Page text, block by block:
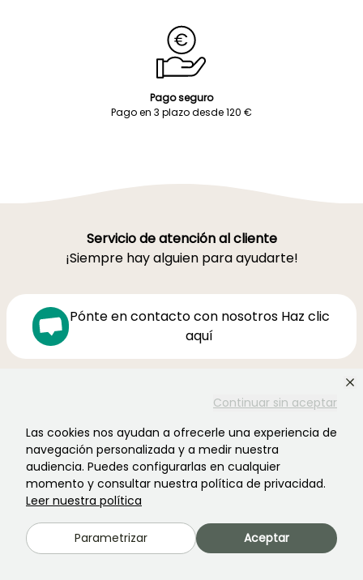
Continuar sin aceptar
Las cookies nos ayudan a ofrecerle una experiencia de
navegación personalizada y a medir nuestra
audiencia. Puedes configurarlas en cualquier
momento y consultar nuestra política de privacidad.
Leer nuestra política
Parametrizar Aceptar
Pago seguro
Pago en 3 plazo desde 120 €
Servicio de atención al cliente
¡Siempre hay alguien para ayudarte!
Pónte en contacto con nosotros Haz clic
aquí
Sábado 9h-16h
Ferme de la Cœuillerie
1012 rue Roger Lecerf
59840 Premesques
Francia
Contacta con nosotros →